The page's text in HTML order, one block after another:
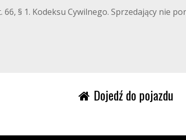
§ 1. Kodeksu Cywilnego. Sprzedający nie
Dojedź do pojazdu